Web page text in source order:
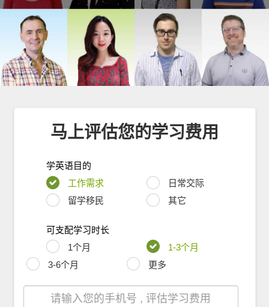
马上评估您的学习费用
学英语目的
工作需求
日常交际
留学移民
其它
可支配学习时长
1个月
1-3个月
3-6个月
更多